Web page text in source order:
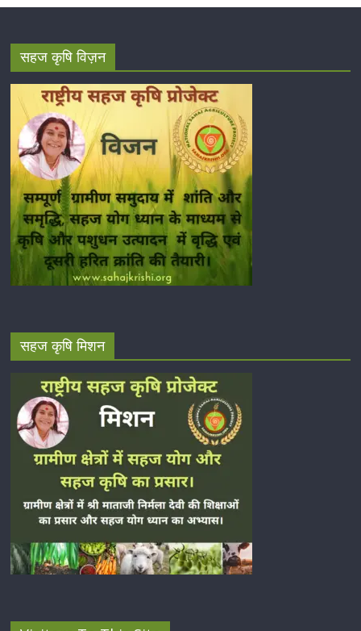
सहज कृषि विज़न
सहज कृषि मिशन